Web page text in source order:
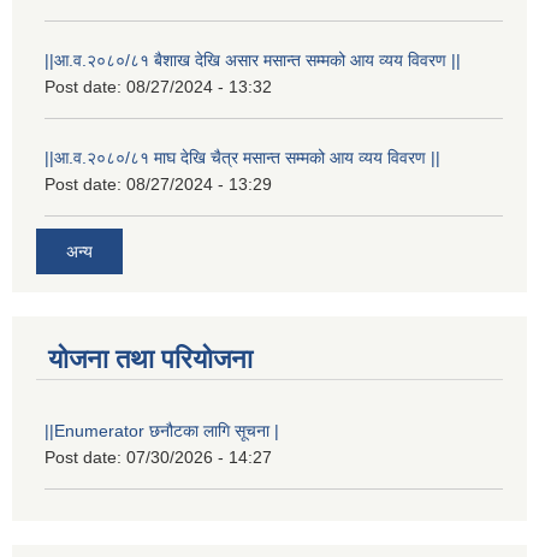
||आ.व.२०८०/८१ बैशाख देखि असार मसान्त सम्मको आय व्यय विवरण ||
Post date: 08/27/2024 - 13:32
||आ.व.२०८०/८१ माघ देखि चैत्र मसान्त सम्मको आय व्यय विवरण ||
Post date: 08/27/2024 - 13:29
अन्य
योजना तथा परियोजना
||Enumerator छनौटका लागि सूचना |
Post date: 07/30/2026 - 14:27